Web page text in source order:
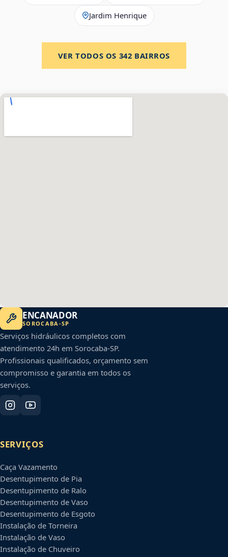
Jardim Henrique
VER TODOS OS 342 BAIRROS
ENCANADOR
SOROCABA -SP
Serviços hidráulicos completos com
atendimento 24h em Sorocaba-SP.
Profissionais qualificados, orçamento sem
compromisso e garantia em todos os
serviços.
SERVIÇOS
Caça Vazamento
Desentupimento de Pia
Desentupimento de Ralo
Desentupimento de Vaso
Desentupimento de Esgoto
Instalação de Torneira
Instalação de Vaso
Instalação de Chuveiro